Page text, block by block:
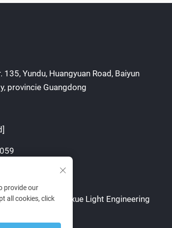
Yundu, Huangyuan Road, Baiyun
provincie Guangdong
Sajia Shengxue Light Engineering
provide our
all cookies, click